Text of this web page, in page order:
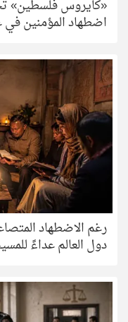
«كايروس فلسطين»
اضطهاد المؤمنين
رغم الاضطهاد
دول العالم عداءً